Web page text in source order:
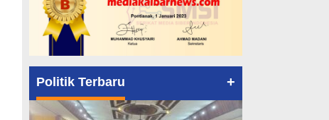
Politik Terbaru +